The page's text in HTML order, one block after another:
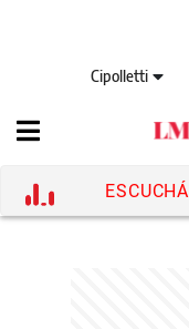
Cipolletti
ESCUCHÁ